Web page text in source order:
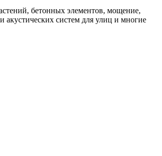
бетонных элементов, мощение,
систем для улиц и многие